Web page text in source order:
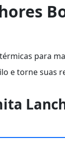
para
e torne suas